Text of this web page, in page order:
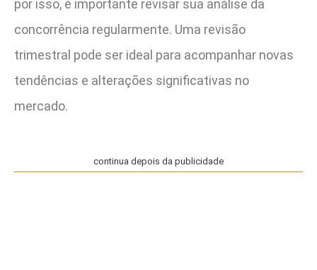
por isso, é importante revisar sua análise da
concorrência regularmente. Uma revisão
trimestral pode ser ideal para acompanhar novas
tendências e alterações significativas no
mercado.
continua depois da publicidade